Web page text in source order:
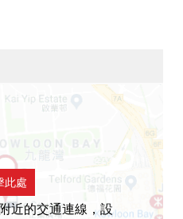
此處
近的交通連線，設